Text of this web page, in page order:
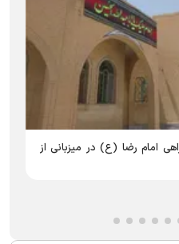
امام رضا (ع) در میزبانی از